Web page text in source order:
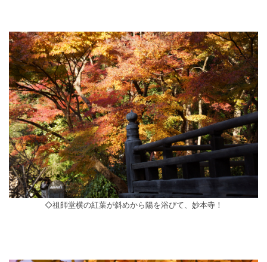
◇祖師堂横の紅葉が斜めから陽を浴びて、妙本寺！